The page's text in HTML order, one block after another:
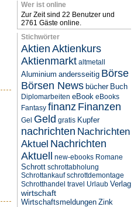
Wer ist online
Zur Zeit sind 22 Benutzer und
2761 Gäste online.
Stichwörter
Aktien Aktienkurs
Aktienmarkt altmetall
Aluminium andersseitig Börse
Börsen News bücher Buch
Diplomarbeiten eBook eBooks
Fantasy finanz Finanzen
Gel Geld gratis Kupfer
nachrichten Nachrichten
Aktuel Nachrichten
Aktuell
new-ebooks Romane
Schrott schrottabholung
Schrottankauf schrottdemontage
Schrotthandel travel Urlaub Verlag
wirtschaft
Wirtschaftsmeldungen Zink